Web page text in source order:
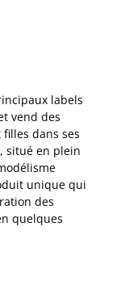
labels
vend des
dans ses
situé en plein
unique qui
des
quelques